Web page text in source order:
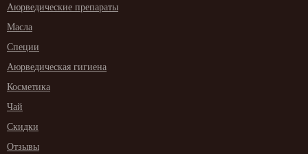
Аюрведические препараты
Масла
Специи
Аюрведическая гигиена
Косметика
Чай
Скидки
Отзывы